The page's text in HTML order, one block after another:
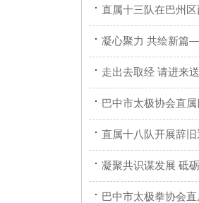
直属十三队在巴州
凝心聚力 共绘新篇
走出去取经 请进来
巴中市太极协会直
直属十八队开展辞
凝聚共识谋发展 砥
巴中市太极拳协会